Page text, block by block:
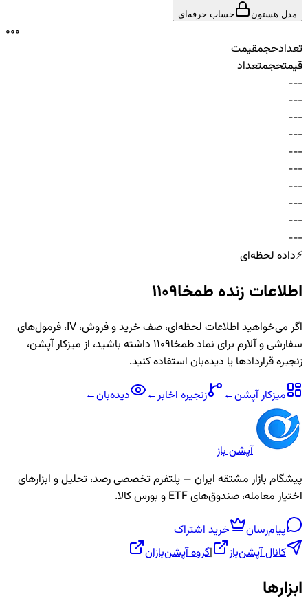
مدل هستون حساب حرفه‌ای
000
تعدادحجمقیمت
قیمتحجمتعداد
-
-
-
-
-
-
-
-
-
-
-
-
-
-
-
-
-
-
-
-
-
-
-
-
-
-
-
-
-
-
⚡داده لحظه‌ای
اطلاعات زنده طمخا1109
اگر می‌خواهید اطلاعات لحظه‌ای، صف خرید و فروش، IV، فرمول‌های
سفارشی و آلارم برای نمادطمخا1109
داشته باشید، از میزکار آپشن،
زنجیره قراردادها یا دیده‌بان استفاده کنید.
میزکار آپشن← زنجیرهاخابر← دیده‌بان←
آپشن باز
پیشگام بازار مشتقه ایران — پلتفرم تخصصی رصد، تحلیل و ابزارهای
اختیار معامله، صندوق‌های ETF و بورس کالا.
پیام‌رسان
خرید اشتراک
کانال آپشن‌باز
|گروه آپشن‌بازان
ابزارها